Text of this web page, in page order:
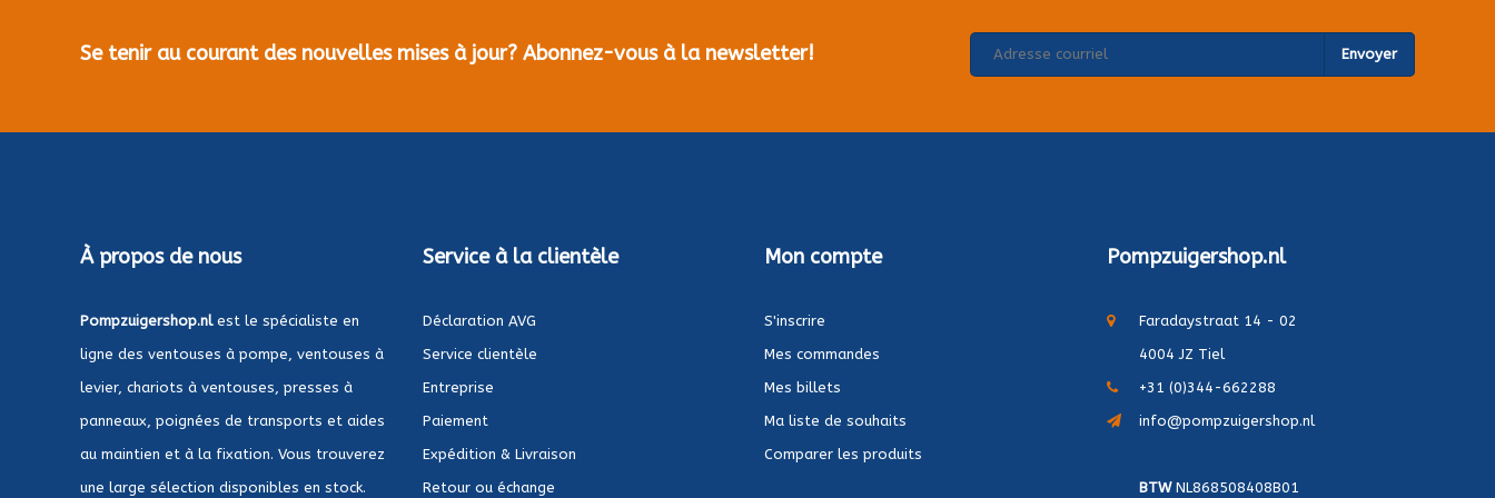
Se tenir au courant des nouvelles mises à jour? Abonnez-vous à la newsletter! Envoyer
À propos de nous
Pompzuigershop.nlest le spécialiste en
ligne des ventouses à pompe, ventouses à
levier, chariots à ventouses, presses à
panneaux, poignées de transports et aides
au maintien et à la fixation. Vous trouverez
une large sélection disponibles en stock.
Service à la clientèle
Déclaration AVG
Service clientèle
Entreprise
Paiement
Expédition & Livraison
Retour ou échange
Mon compte
S'inscrire
Mes commandes
Mes billets
Ma liste de souhaits
Comparer les produits
Pompzuigershop.nl
Faradaystraat 14 - 02
4004 JZ Tiel
+31 (0)344-662288
info@pompzuigershop.nl
BTWNL868508408B01